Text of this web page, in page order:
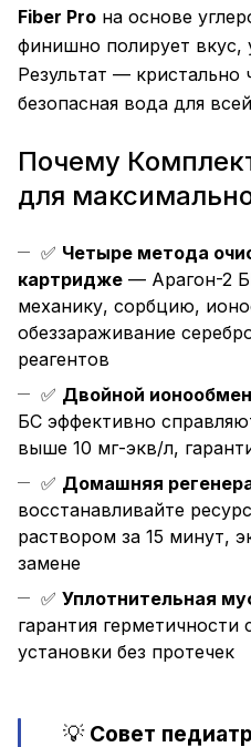
Fiber Pro на основе
финишно полирует вкус,
Результат — кристально
безопасная вода для
Почему
для
✅ Четыре метода
картридже — Арагон-2
механику, сорбцию,
обеззараживание
реагентов
✅ Двойной
БС эффективно
выше 10 мг-экв/л,
✅ Домашняя
восстанавливайте
раствором за 15 минут,
замене
✅ Уплотнительная
гарантия
установки без протечек
💡 Совет